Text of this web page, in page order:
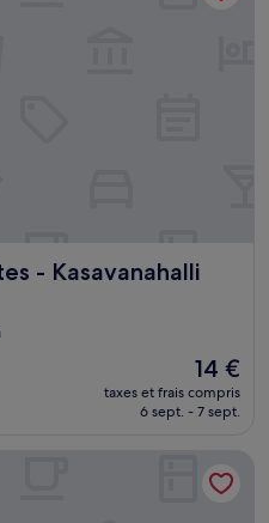
- Kasavanahalli
Le
nouveau
prix
14 €
14 €
taxes et frais compris
6 sept. - 7 sept.